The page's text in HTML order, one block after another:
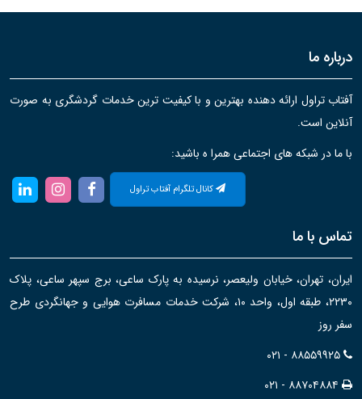
درباره ما
آفتاب تراول ارائه دهنده بهترین و با کیفیت ترین خدمات گردشگری به صورت
آنلاین است.
با ما در شبکه های اجتماعی همرا ه باشید:
کانال تلگرام آفتاب تراول
تماس با ما
ایران، تهران، خیابان ولیعصر، نرسیده به پارک ساعی، برج سپهر ساعی، پلاک
۲۲۳۰، طبقه اول، واحد ۱۰، شرکت خدمات مسافرت هوایی و جهانگردی طرح
سفر روز
۰۲۱ - ۸۸۵۵۹۹۲۵
۰۲۱ - ۸۸۷۰۴۸۸۴